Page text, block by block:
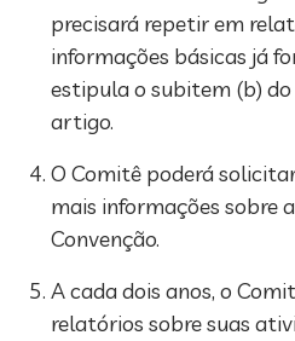
precisará repetir em
informações básicas já
estipula o subitem (b)
artigo.
O Comitê poderá
mais informações sobre
Convenção.
A cada dois anos, o
relatórios sobre suas